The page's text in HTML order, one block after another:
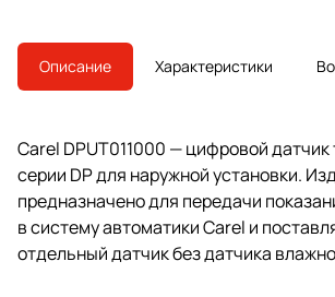
Описание Характеристики
Carel DPUT011000 — цифровой
серии DP для наружной установки.
предназначено для передачи
в систему автоматики Carel и
отдельный датчик без датчика